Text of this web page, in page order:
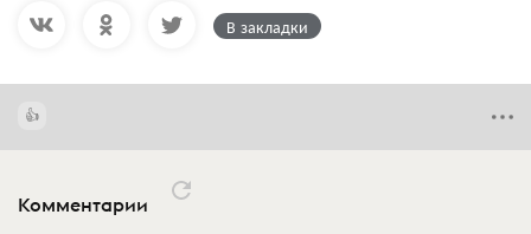
В закладки
Комментарии